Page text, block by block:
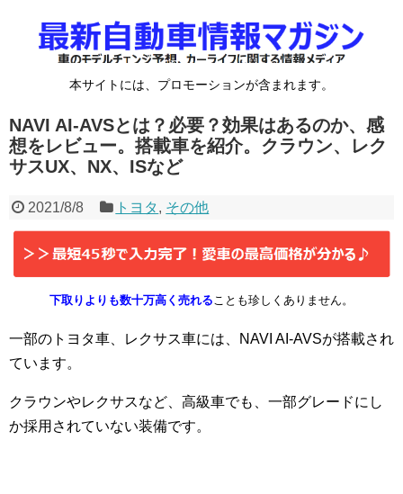
本サイトには、プロモーションが含まれます。
NAVI AI-AVSとは？必要？効果はあるのか、感
想をレビュー。搭載車を紹介。クラウン、レク
サスUX、NX、ISなど
2021/8/8 トヨタ, その他
下取りよりも数十万高く売れることも珍しくありません。
一部のトヨタ車、レクサス車には、NAVI AI-AVSが搭載され
ています。
クラウンやレクサスなど、高級車でも、一部グレードにし
か採用されていない装備です。